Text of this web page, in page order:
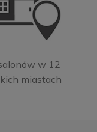
w 12
miastach